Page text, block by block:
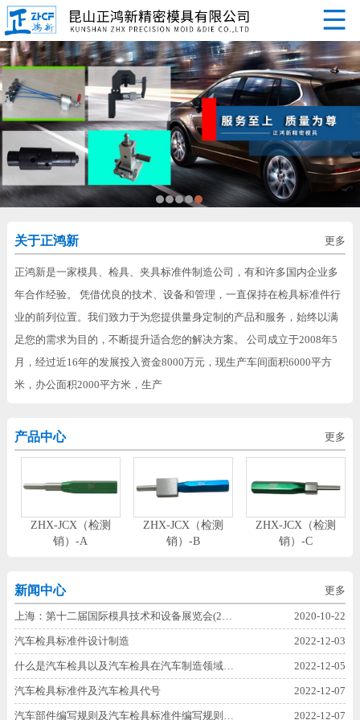
关于正鸿新 更多
正鸿新是一家模具、检具、夹具标准件制造公司，有和许多国内企业多
年合作经验。 凭借优良的技术、设备和管理，一直保持在检具标准件行
业的前列位置。我们致力于为您提供量身定制的产品和服务，始终以满
足您的需求为目的，不断提升适合您的解决方案。 公司成立于2008年5
月，经过近16年的发展投入资金8000万元，现生产车间面积6000平方
米，办公面积2000平方米，生产
产品中心 更多
ZHX-JCX（检测
销）-A
ZHX-JCX（检测
销）-B
ZHX-JCX（检测
销）-C
新闻中心 更多
上海：第十二届国际模具技术和设备展览会(2… 2020-10-22
汽车检具标准件设计制造 2022-12-03
什么是汽车检具以及汽车检具在汽车制造领域… 2022-12-05
汽车检具标准件及汽车检具代号 2022-12-07
汽车部件编写规则及汽车检具标准件编写规则… 2022-12-07